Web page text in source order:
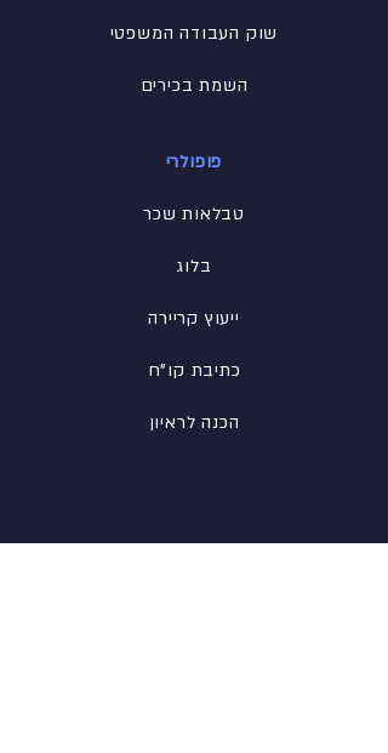
שוק העבודה המשפטי
השמת בכירים
פופולרי
טבלאות שכר
בלוג
ייעוץ קריירה
כתיבת קו"ח
הכנה לראיון
רשת